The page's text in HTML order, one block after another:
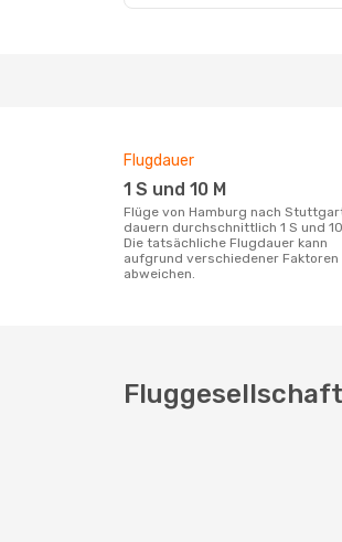
Flugdauer
1 S und 10 M
Flüge von Hamburg nach Stuttgart
dauern durchschnittlich 1 S und 10
Die tatsächliche Flugdauer kann
aufgrund verschiedener Faktoren
abweichen.